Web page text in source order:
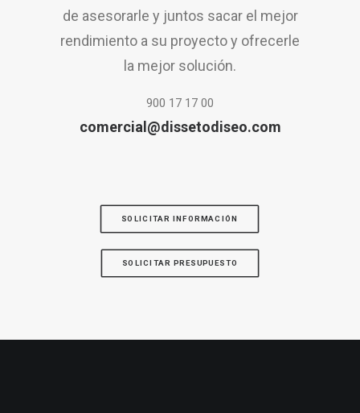
de asesorarle y juntos sacar el mejor
rendimiento a su proyecto y ofrecerle
la mejor solución.
900 17 17 00
comercial@dissetodiseo.com
SOLICITAR INFORMACIÓN
SOLICITAR PRESUPUESTO